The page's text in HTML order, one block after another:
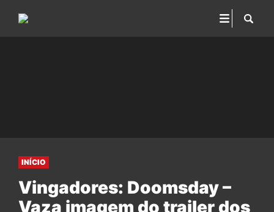
INÍCIO
Vingadores: Doomsday –
Vaza imagem do trailer dos